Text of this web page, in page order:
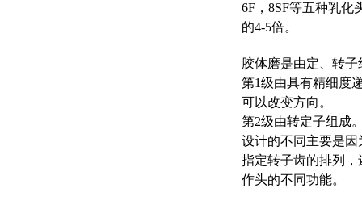
6F，8SF等五种乳化
的4-5倍。
胶体磨是由定、转
第1级由具有精细度
可以改变方向。
第2级由转定子组成
设计的不同主要是
指定转子齿的排列
作头的不同功能。